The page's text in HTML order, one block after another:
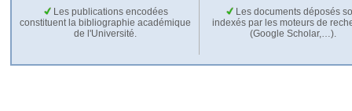
Les publications encodées
constituent la bibliographie académique
de l'Université.
Les documents déposés
indexés par les moteurs de
(Google Scholar,…).